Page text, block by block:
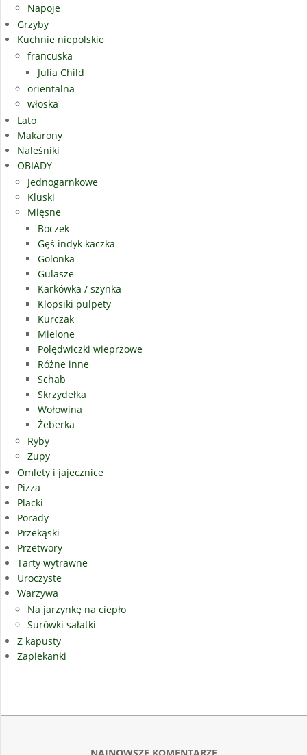
Napoje
Grzyby
Kuchnie niepolskie
francuska
Julia Child
orientalna
włoska
Lato
Makarony
Naleśniki
OBIADY
Jednogarnkowe
Kluski
Mięsne
Boczek
Gęś indyk kaczka
Golonka
Gulasze
Karkówka / szynka
Klopsiki pulpety
Kurczak
Mielone
Polędwiczki wieprzowe
Różne inne
Schab
Skrzydełka
Wołowina
Żeberka
Ryby
Zupy
Omlety i jajecznice
Pizza
Placki
Porady
Przekąski
Przetwory
Tarty wytrawne
Uroczyste
Warzywa
Na jarzynkę na ciepło
Surówki sałatki
Z kapusty
Zapiekanki
NAJNOWSZE KOMENTARZE